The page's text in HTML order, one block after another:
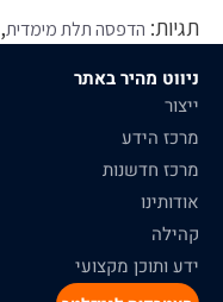
תגיות: הדפסה תלת מימדית,
ניווט מהיר באתר
ייצור
מרכז הידע
מרכז חדשנות
אודותינו
קהילה
ידע ותוכן מקצועי